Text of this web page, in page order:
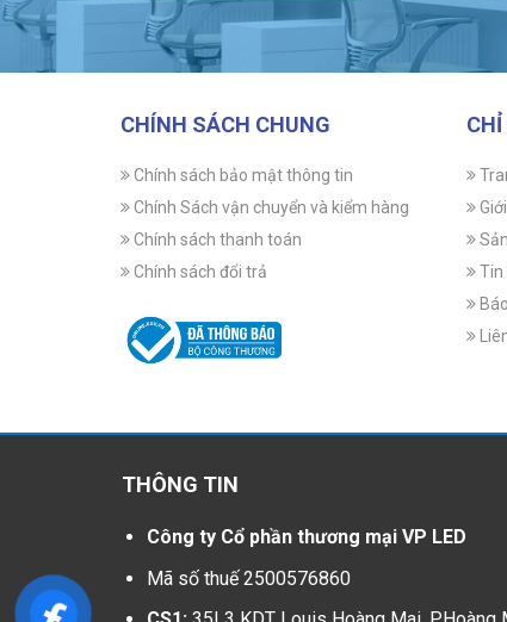
CHÍNH SÁCH CHUNG
Chính sách bảo mật thông tin
Chính Sách vận chuyển và kiểm hàng
Chính sách thanh toán
Chính sách đổi trả
THÔNG TIN
Công ty Cổ phần thương mại VP LED
Mã số thuế 2500576860